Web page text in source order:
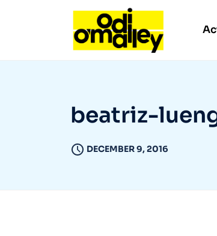
beatriz-
DECEMBER 9, 2016